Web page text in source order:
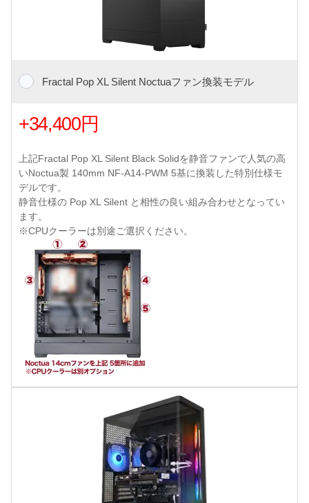
Fractal Pop XL Silent Noctuaファン換装モデル
+34,400円
上記Fractal Pop XL Silent Black Solidを静音ファンで人気の高
いNoctua製 140mm NF-A14-PWM 5基に換装した特別仕様モ
デルです。
静音仕様の Pop XL Silent と相性の良い組み合わせとなってい
ます。
※CPUクーラーは別途ご選択ください。